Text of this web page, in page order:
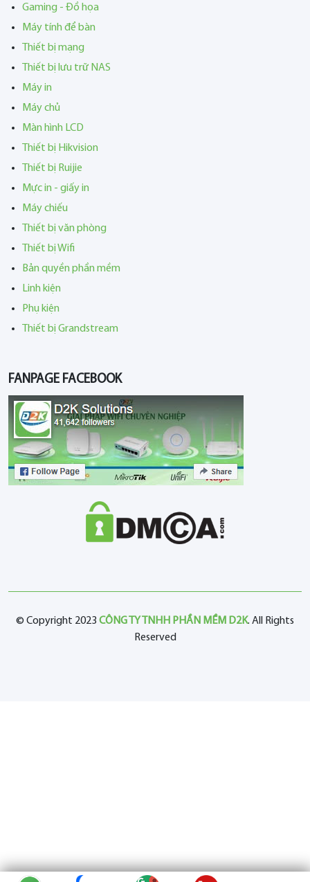
Gaming - Đồ họa
Máy tính để bàn
Thiết bị mạng
Thiết bị lưu trữ NAS
Máy in
Máy chủ
Màn hình LCD
Thiết bị Hikvision
Thiết bị Ruijie
Mực in - giấy in
Máy chiếu
Thiết bị văn phòng
Thiết bị Wifi
Bản quyền phần mềm
Linh kiện
Phụ kiện
Thiết bị Grandstream
FANPAGE FACEBOOK
© Copyright 2023 CÔNG TY TNHH PHẦN MỀM D2K. All Rights
Reserved